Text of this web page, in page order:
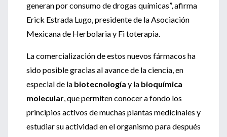
generan por consumo de drogas químicas”, afirma
Erick Estrada Lugo, presidente de la Asociación
Mexicana de Herbolaria y Fi toterapia.
La comercialización de estos nuevos fármacos ha
sido posible gracias al avance de la ciencia, en
especial de la biotecnología y la bioquímica
molecular, que permiten conocer a fondo los
principios activos de muchas plantas medicinales y
estudiar su actividad en el organismo para después